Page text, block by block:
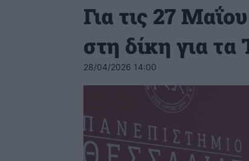
Για τις 27
στη δίκη για
28/04/2026 14:00